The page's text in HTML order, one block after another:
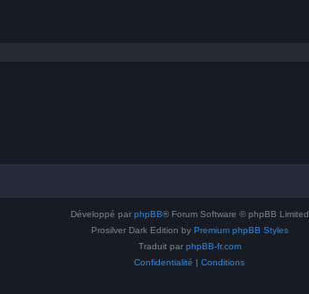
Développé par phpBB® Forum Software © phpBB Limited
Prosilver Dark Edition by Premium phpBB Styles
Traduit par phpBB-fr.com
Confidentialité | Conditions